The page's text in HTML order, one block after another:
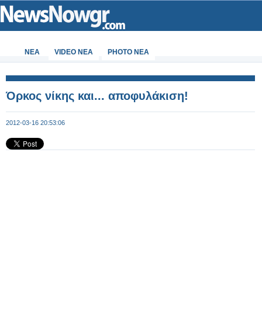
ΝΕΑ VIDEO NEA PHOTO NEA
Όρκος νίκης και... αποφυλάκιση!
2012-03-16 20:53:06